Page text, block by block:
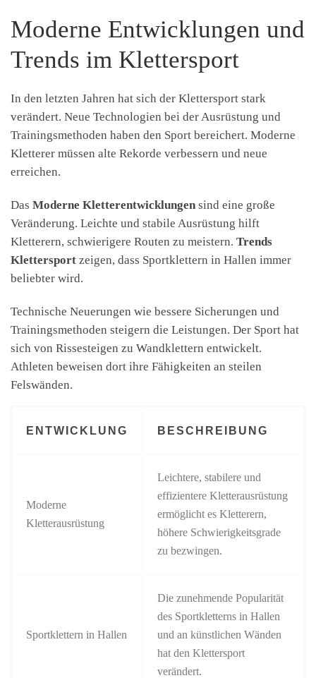
Moderne Entwicklungen und
Trends im Klettersport
In den letzten Jahren hat sich der Klettersport stark
verändert. Neue Technologien bei der Ausrüstung und
Trainingsmethoden haben den Sport bereichert. Moderne
Kletterer müssen alte Rekorde verbessern und neue
erreichen.
Das Moderne Kletterentwicklungen sind eine große
Veränderung. Leichte und stabile Ausrüstung hilft
Kletterern, schwierigere Routen zu meistern. Trends
Klettersport zeigen, dass Sportklettern in Hallen immer
beliebter wird.
Technische Neuerungen wie bessere Sicherungen und
Trainingsmethoden steigern die Leistungen. Der Sport hat
sich von Rissesteigen zu Wandklettern entwickelt.
Athleten beweisen dort ihre Fähigkeiten an steilen
Felswänden.
ENTWICKLUNG BESCHREIBUNG
Moderne
Kletterausrüstung
Leichtere, stabilere und
effizientere Kletterausrüstung
ermöglicht es Kletterern,
höhere Schwierigkeitsgrade
zu bezwingen.
Sportklettern in Hallen
Die zunehmende Popularität
des Sportkletterns in Hallen
und an künstlichen Wänden
hat den Klettersport
verändert.